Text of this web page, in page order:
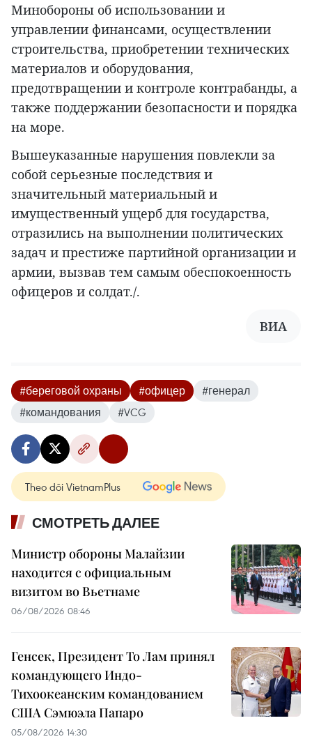
Минобороны об использовании и
управлении финансами, осуществлении
строительства, приобретении технических
материалов и оборудования,
предотвращении и контроле контрабанды, а
также поддержании безопасности и порядка
на море.
Вышеуказанные нарушения повлекли за
собой серьезные последствия и
значительный материальный и
имущественный ущерб для государства,
отразились на выполнении политических
задач и престиже партийной организации и
армии, вызвав тем самым обеспокоенность
офицеров и солдат./.
ВИА
#береговой охраны #офицер
#генерал
#командования
#VCG
Theo dõi VietnamPlus
СМОТРЕТЬ ДАЛЕЕ
Министр обороны Малайзии
находится с официальным
визитом во Вьетнаме
06/08/2026 08:46
Генсек, Президент То Лам принял
командующего Индо-
Тихоокеанским командованием
США Сэмюэла Папаро
05/08/2026 14:30